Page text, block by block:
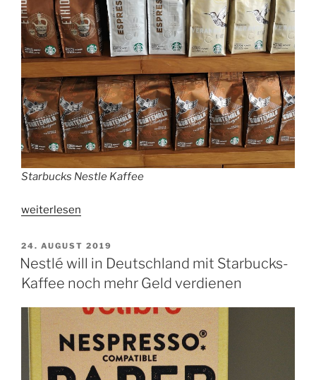
Starbucks Nestle Kaffee
„Starbucks
Gebühr
auf
Pappbecher“
weiterlesen
VERÖFFENTLICHT
AM
24. AUGUST 2019
Nestlé will in Deutschland mit Starbucks-
Kaffee noch mehr Geld verdienen